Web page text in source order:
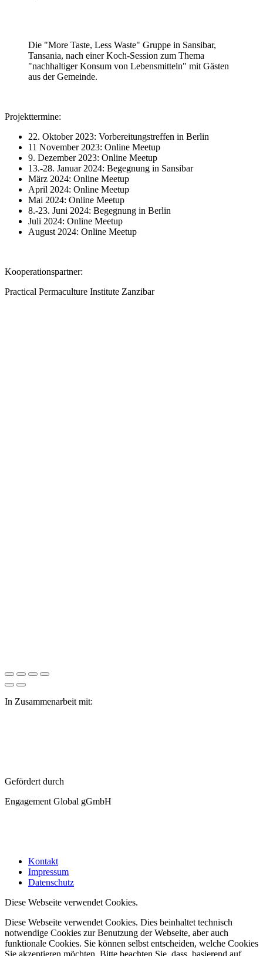
Die "More Taste, Less Waste" Gruppe in Sansibar,
Tansania, nach einer Koch-Session zum Thema
"nachhaltiger Konsum von Lebensmitteln" mit Gästen
aus der Gemeinde.
Projekttermine:
22. Oktober 2023: Vorbereitungstreffen in Berlin
11 November 2023: Online Meetup
9. Dezember 2023: Online Meetup
13.-28. Januar 2024: Begegnung in Sansibar
März 2024: Online Meetup
April 2024: Online Meetup
Mai 2024: Online Meetup
8.-23. Juni 2024: Begegnung in Berlin
Juli 2024: Online Meetup
August 2024: Online Meetup
Kooperationspartner:
Practical Permaculture Institute Zanzibar
In Zusammenarbeit mit:
Gefördert durch
Engagement Global gGmbH
Kontakt
Impressum
Datenschutz
Diese Webseite verwendet Cookies.
Diese Webseite verwendet Cookies. Dies beinhaltet technisch
notwendige Cookies zur Benutzung der Webseite, aber auch
funktionale Cookies. Sie können selbst entscheiden, welche Cookies
Sie akzeptieren möchten. Bitte beachten Sie, dass, basierend auf